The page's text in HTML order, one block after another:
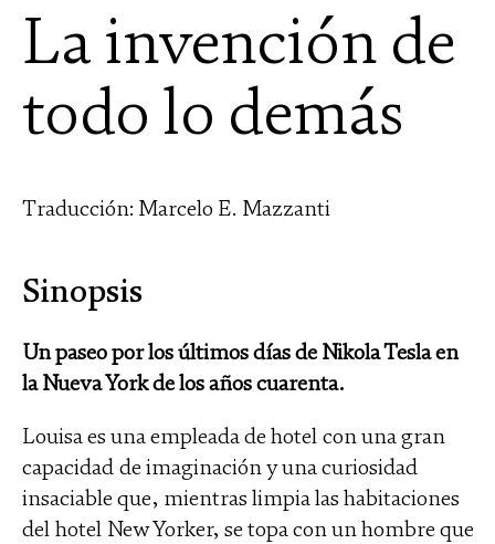
La invención de
todo lo demás
Traducción: Marcelo E. Mazzanti
Sinopsis
Un paseo por los últimos días de Nikola Tesla en
la Nueva York de los años cuarenta.
Louisa es una empleada de hotel con una gran
capacidad de imaginación y una curiosidad
insaciable que, mientras limpia las habitaciones
del hotel New Yorker, se topa con un hombre que